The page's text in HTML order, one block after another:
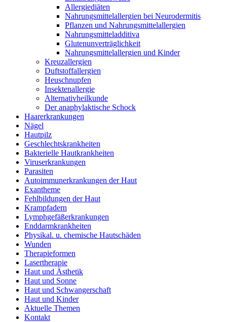
Allergiediäten
Nahrungsmittelallergien bei Neurodermitis
Pflanzen und Nahrungsmittelallergien
Nahrungsmitteladditiva
Glutenunverträglichkeit
Nahrungsmittelallergien und Kinder
Kreuzallergien
Duftstoffallergien
Heuschnupfen
Insektenallergie
Alternativheilkunde
Der anaphylaktische Schock
Haarerkrankungen
Nägel
Hautpilz
Geschlechtskrankheiten
Bakterielle Hautkrankheiten
Viruserkrankungen
Parasiten
Autoimmunerkrankungen der Haut
Exantheme
Fehlbildungen der Haut
Krampfadern
Lymphgefäßerkrankungen
Enddarmkrankheiten
Physikal. u. chemische Hautschäden
Wunden
Therapieformen
Lasertherapie
Haut und Ästhetik
Haut und Sonne
Haut und Schwangerschaft
Haut und Kinder
Aktuelle Themen
Kontakt